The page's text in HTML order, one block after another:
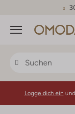
Menü
Logge dich ein